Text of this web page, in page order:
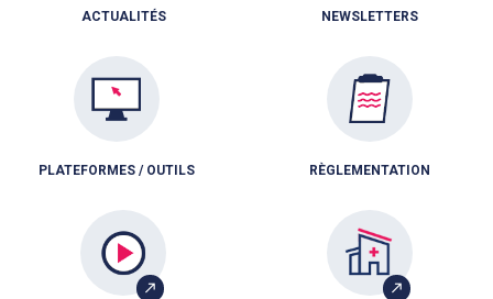
ACTUALITÉS NEWSLETTERS
PLATEFORMES / OUTILS RÈGLEMENTATION